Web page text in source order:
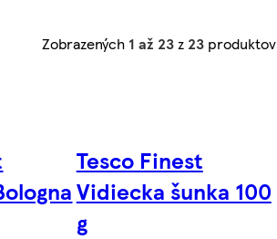
Zobrazených 1 až 23z 23 produktov
Tesco Finest
Vidiecka šunka 100
g